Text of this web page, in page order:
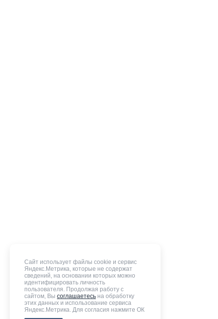
Сайт использует файлы cookie и сервис
Яндекс.Метрика, которые не содержат
сведений, на основании которых можно
идентифицировать личность
пользователя. Продолжая работу с
сайтом, Вы соглашаетесь на обработку
этих данных и использование сервиса
Яндекс.Метрика. Для согласия нажмите ОК